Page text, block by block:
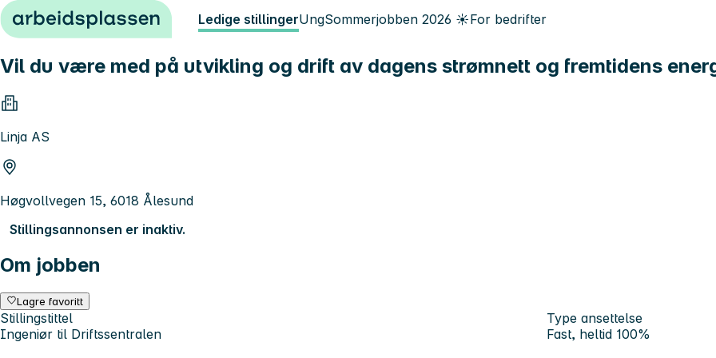
Hopp til innhold Ledige stillingerUngSommerjobben 2026 ☀️For bedrifter
Vil du være med på utvikling og drift av dagens strømnett og fremtidens
Linja AS
Høgvollvegen 15, 6018 Ålesund
Stillingsannonsen er inaktiv.
Om jobben
Lagre favoritt
Stillingstittel
Ingeniør til Driftssentralen
Type ansettelse
Fast, heltid 100%